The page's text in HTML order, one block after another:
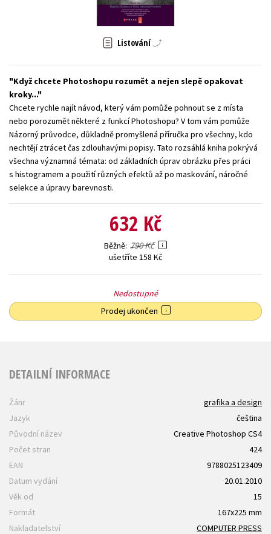
Zahraniční literatura
Všechny tituly
Listování
Když chcete Photoshopu rozumět a nejen slepě opakovat
kroky...
Chcete rychle najít návod, který vám pomůže pohnout se z místa
nebo porozumět některé z funkcí Photoshopu? V tom vám pomůže
Názorný průvodce, důkladně promyšlená příručka pro všechny, kdo
nechtějí ztrácet čas zdlouhavými popisy. Tato rozsáhlá kniha pokrývá
všechna významná témata: od základních úprav obrázku přes práci
s histogramem a použití různých efektů až po maskování, náročné
selekce a úpravy barevnosti.
632 Kč
Běžně 790 Kč
ušetříte 158 Kč
Nedostupné
Prodej ukončen
DETAILNÍ INFORMACE
Žánr
grafika a design
Jazyk
čeština
Původní název
Creative Photoshop CS4
Počet stran
424
EAN
9788025123409
Datum vydání
20.01.2010
Věk od
15
Formát
167x225 mm
Nakladatelství
COMPUTER PRESS